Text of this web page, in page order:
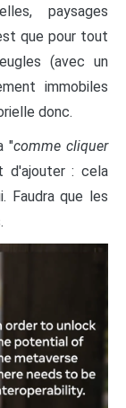
paysages
que pour tout
(avec un
immobiles
donc.
"comme cliquer
d'ajouter : cela
Faudra que les